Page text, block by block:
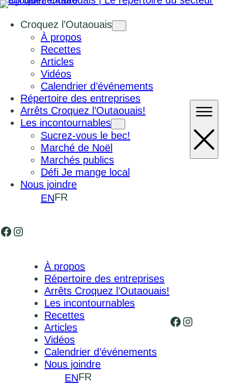
Croquez l’Outaouais
À propos
Recettes
Articles
Vidéos
Calendrier d’événements
Répertoire des entreprises
Arrêts Croquez l’Outaouais!
Les incontournables
Sucrez-vous le bec!
Marché de Noël
Marchés publics
Défi Je mange local
Nous joindre
ENFR
Facebook
Instagram
À propos
Répertoire des entreprises
Arrêts Croquez l’Outaouais!
Les incontournables
Recettes
Articles
Vidéos
Calendrier d’événements
Nous joindre
ENFR
Facebook